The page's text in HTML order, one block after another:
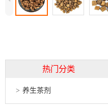
热门分类
养生茶剂